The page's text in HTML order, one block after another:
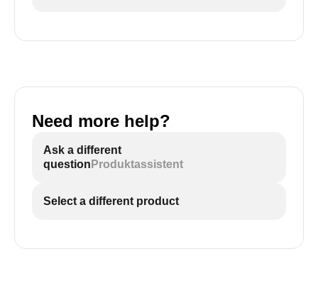
Need more help?
Ask a different
question Produktassistent
Select a different product